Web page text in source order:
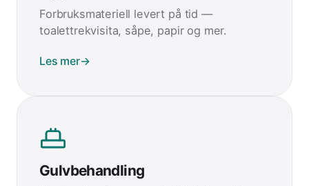
Forbruksmateriell levert på tid —
toalettrekvisita, såpe, papir og mer.
Les mer→
Gulvbehandling